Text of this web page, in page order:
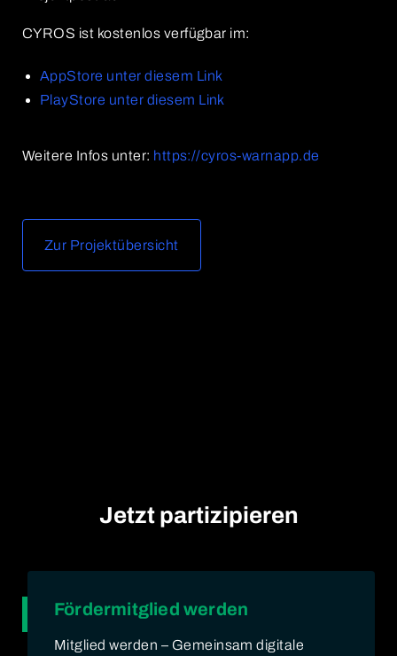
CYROS ist kostenlos verfügbar im:
AppStore unter diesem Link
PlayStore unter diesem Link
Weitere Infos unter: https://cyros-warnapp.de
Zur Projektübersicht
Jetzt partizipieren
Fördermitglied werden
Mitglied werden – Gemeinsam digitale